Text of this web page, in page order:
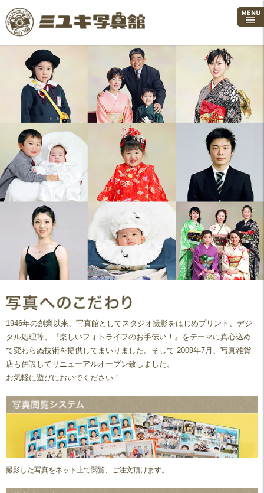
1946年の創業以来、写真館としてスタジオ撮影をはじめプリント、デジ
タル処理等、『楽しいフォトライフのお手伝い！』をテーマに真心込め
て変わらぬ技術を提供してまいりました。そして 2009年7月、写真雑貨
店も併設してリニューアルオープン致しました。
お気軽に遊びにおいでください！
撮影した写真をネット上で閲覧、ご注文頂けます。